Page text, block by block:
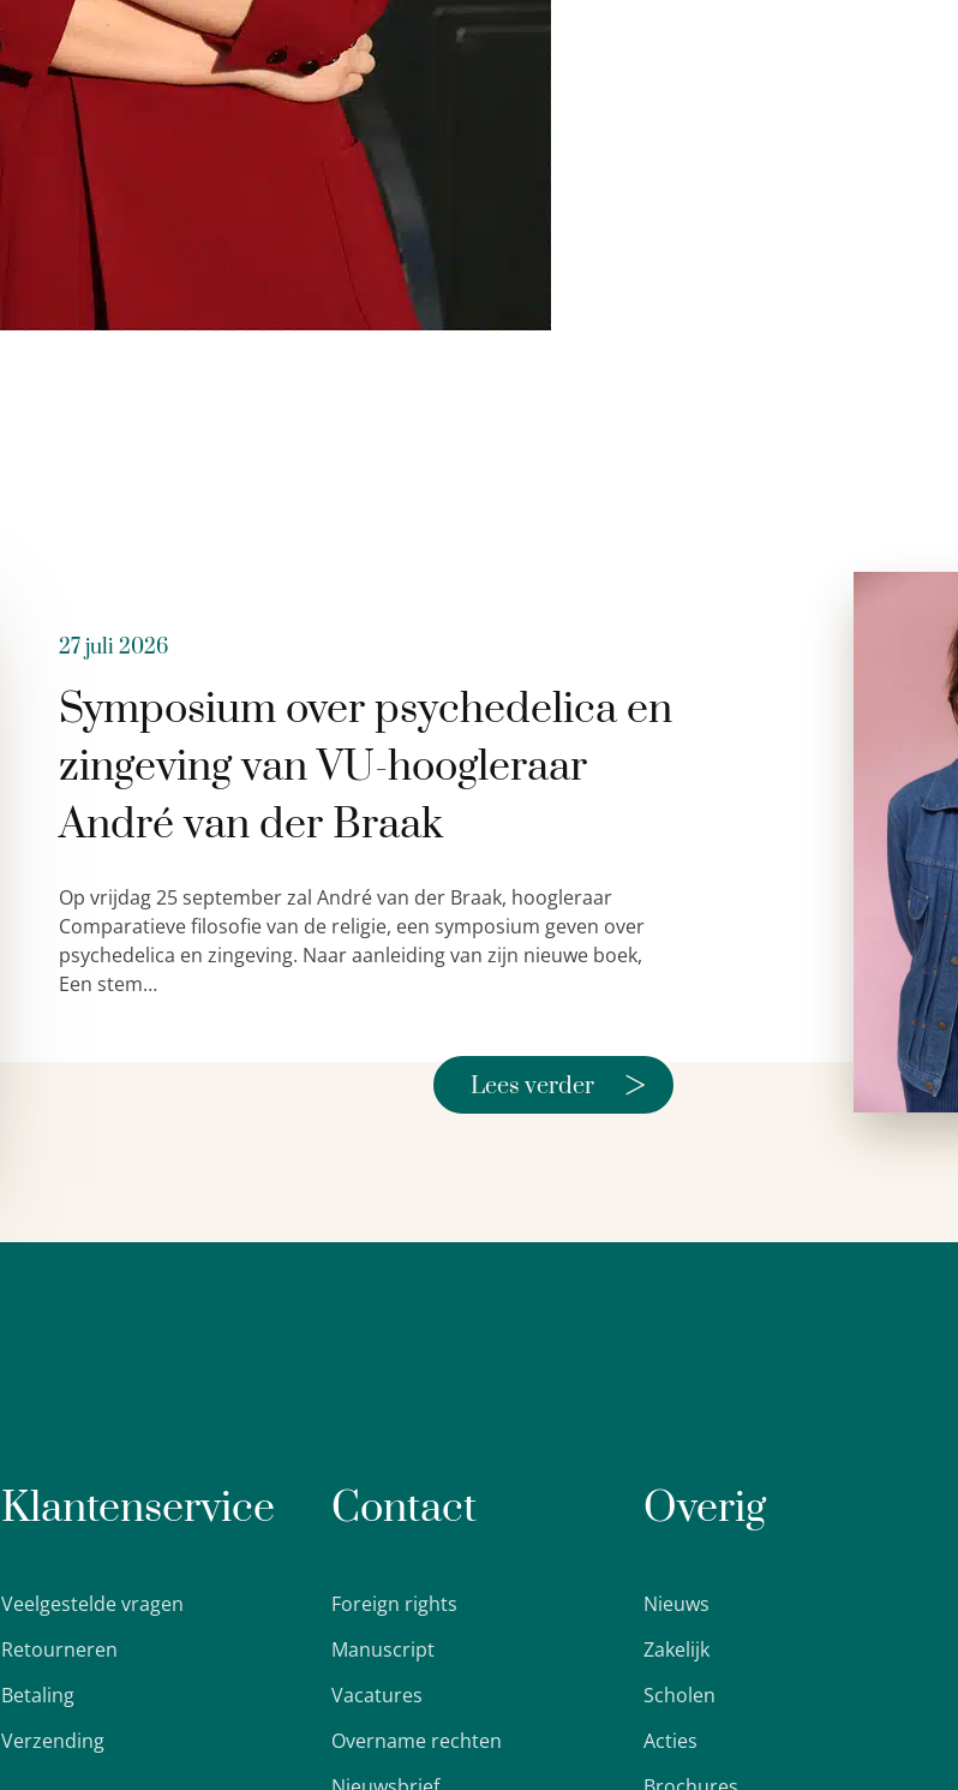
27 juli 2026
Symposium over psychedelica en
zingeving van VU-hoogleraar
André van der Braak
Op vrijdag 25 september zal André van der Braak, hoogleraar
Comparatieve filosofie van de religie, een symposium geven over
psychedelica en zingeving. Naar aanleiding van zijn nieuwe boek,
Een stem…
Lees verder >
Klantenservice
Veelgestelde vragen
Retourneren
Betaling
Verzending
Contact
Foreign rights
Manuscript
Vacatures
Overname rechten
Overig
Nieuws
Zakelijk
Scholen
Acties